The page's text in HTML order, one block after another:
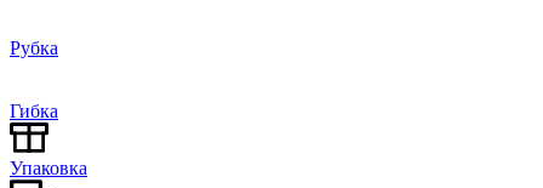
Рубка
Гибка
Упаковка